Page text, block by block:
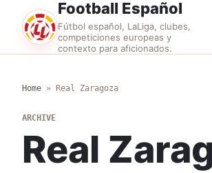
Football Español
Fútbol español, LaLiga, clubes,
competiciones europeas y
contexto para aficionados.
Home » Real Zaragoza
ARCHIVE
Real